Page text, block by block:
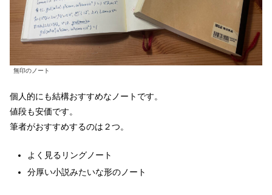
無印のノート
個人的にも結構おすすめなノートです。
値段も安価です。
筆者がおすすめするのは２つ。
よく見るリングノート
分厚い小説みたいな形のノート